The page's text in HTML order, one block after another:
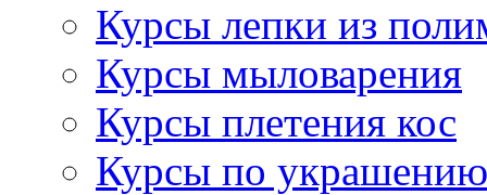
Курсы лепки из
Курсы мыловарения
Курсы плетения кос
Курсы по украшению